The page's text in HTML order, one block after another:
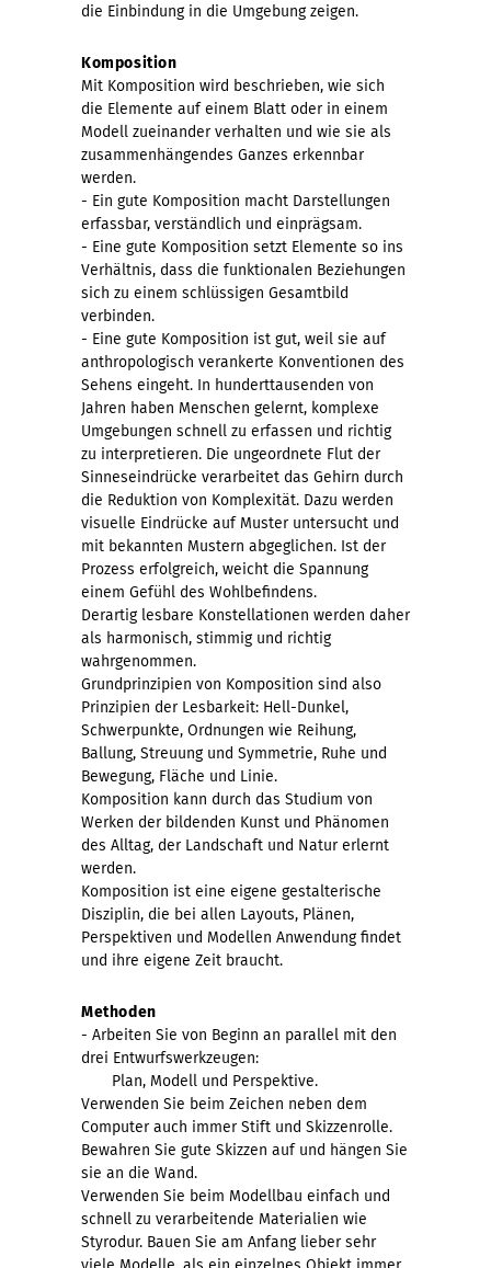
die Einbindung in die Umgebung zeigen.
Komposition
Mit Komposition wird beschrieben, wie sich
die Elemente auf einem Blatt oder in einem
Modell zueinander verhalten und wie sie als
zusammenhängendes Ganzes erkennbar
werden.
- Ein gute Komposition macht Darstellungen
erfassbar, verständlich und einprägsam.
- Eine gute Komposition setzt Elemente so ins
Verhältnis, dass die funktionalen Beziehungen
sich zu einem schlüssigen Gesamtbild
verbinden.
- Eine gute Komposition ist gut, weil sie auf
anthropologisch verankerte Konventionen des
Sehens eingeht. In hunderttausenden von
Jahren haben Menschen gelernt, komplexe
Umgebungen schnell zu erfassen und richtig
zu interpretieren. Die ungeordnete Flut der
Sinneseindrücke verarbeitet das Gehirn durch
die Reduktion von Komplexität. Dazu werden
visuelle Eindrücke auf Muster untersucht und
mit bekannten Mustern abgeglichen. Ist der
Prozess erfolgreich, weicht die Spannung
einem Gefühl des Wohlbefindens.
Derartig lesbare Konstellationen werden daher
als harmonisch, stimmig und richtig
wahrgenommen.
Grundprinzipien von Komposition sind also
Prinzipien der Lesbarkeit: Hell-Dunkel,
Schwerpunkte, Ordnungen wie Reihung,
Ballung, Streuung und Symmetrie, Ruhe und
Bewegung, Fläche und Linie.
Komposition kann durch das Studium von
Werken der bildenden Kunst und Phänomen
des Alltag, der Landschaft und Natur erlernt
werden.
Komposition ist eine eigene gestalterische
Disziplin, die bei allen Layouts, Plänen,
Perspektiven und Modellen Anwendung findet
und ihre eigene Zeit braucht.
Methoden
- Arbeiten Sie von Beginn an parallel mit den
drei Entwurfswerkzeugen:
Plan, Modell und Perspektive.
Verwenden Sie beim Zeichen neben dem
Computer auch immer Stift und Skizzenrolle.
Bewahren Sie gute Skizzen auf und hängen Sie
sie an die Wand.
Verwenden Sie beim Modellbau einfach und
schnell zu verarbeitende Materialien wie
Styrodur. Bauen Sie am Anfang lieber sehr